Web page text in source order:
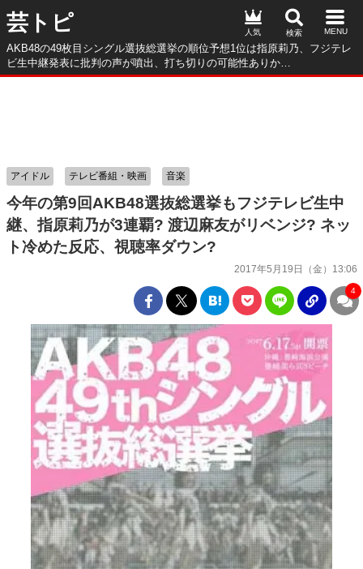
芸トピ
AKB48の49枚目シングル選抜総選挙の順位予想1位は指原莉乃、フジテレ
ビ生中継発表に批判の声が噴出、打ち切りの可能性ありか…
人気
今年の第9回AKB48選抜総選挙もフジテレビ生中
継、指原莉乃が3連覇? 渡辺麻友がリベンジ? ネッ
ト冷めた反応、視聴率ダウン?
2017年5月19日（金）13:06
アイドル テレビ番組・映画 音楽
4